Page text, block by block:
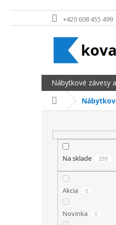
Prejsť na obsah +420 608 455 499
Nábytkové závesy
Domov
BOČNÝ PANEL
Na sklade 259
Akcia 0
Novinka 0